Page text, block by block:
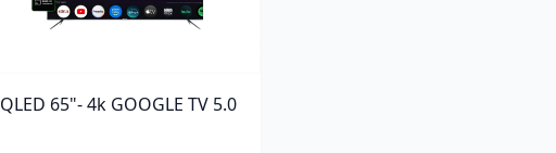
QLED 65"- 4k GOOGLE TV 5.0